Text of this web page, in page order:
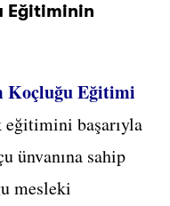
Eğitiminin
Koçluğu Eğitimi
eğitimini başarıyla
ünvanına sahip
mesleki